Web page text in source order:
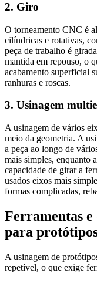
2. Giro
O torneamento CNC é
cilíndricas e rotativas,
peça de trabalho é
mantida em repouso, o
acabamento superficial
ranhuras e roscas.
3. Usinagem
A usinagem de vários
meio da geometria. A
a peça ao longo de
mais simples, enquanto
capacidade de girar a
usados eixos mais
formas complicadas,
Ferramentas e
para
A usinagem de
repetível, o que exige